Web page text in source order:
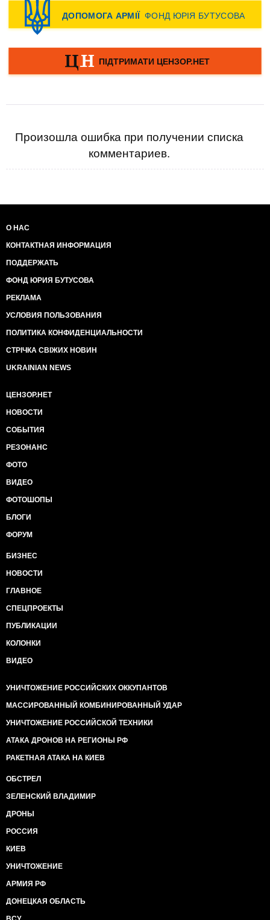
Произошла ошибка при получении списка
комментариев.
О НАС
КОНТАКТНАЯ ИНФОРМАЦИЯ
ПОДДЕРЖАТЬ
ФОНД ЮРИЯ БУТУСОВА
РЕКЛАМА
УСЛОВИЯ ПОЛЬЗОВАНИЯ
ПОЛИТИКА КОНФИДЕНЦИАЛЬНОСТИ
СТРІЧКА СВІЖИХ НОВИН
UKRAINIAN NEWS
ЦЕНЗОР.НЕТ
НОВОСТИ
СОБЫТИЯ
РЕЗОНАНС
ФОТО
ВИДЕО
ФОТОШОПЫ
БЛОГИ
ФОРУМ
БИЗНЕС
НОВОСТИ
ГЛАВНОЕ
СПЕЦПРОЕКТЫ
ПУБЛИКАЦИИ
КОЛОНКИ
ВИДЕО
УНИЧТОЖЕНИЕ РОССИЙСКИХ ОККУПАНТОВ
МАССИРОВАННЫЙ КОМБИНИРОВАННЫЙ УДАР
УНИЧТОЖЕНИЕ РОССИЙСКОЙ ТЕХНИКИ
АТАКА ДРОНОВ НА РЕГИОНЫ РФ
РАКЕТНАЯ АТАКА НА КИЕВ
ОБСТРЕЛ
ЗЕЛЕНСКИЙ ВЛАДИМИР
ДРОНЫ
РОССИЯ
КИЕВ
УНИЧТОЖЕНИЕ
АРМИЯ РФ
ДОНЕЦКАЯ ОБЛАСТЬ